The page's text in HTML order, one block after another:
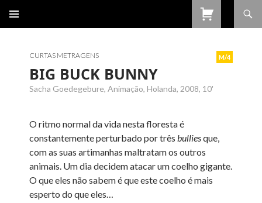
CONTEÚDO
CURTAS METRAGENS M/4
BIG BUCK BUNNY
Sacha Goedegebure, Animação, Holanda, 2008, 10'
O ritmo normal da vida nesta floresta é
constantemente perturbado por trêsbulliesque,
com as suas artimanhas maltratam os outros
animais. Um dia decidem atacar um coelho gigante.
O que eles não sabem é que este coelho é mais
esperto do que eles…